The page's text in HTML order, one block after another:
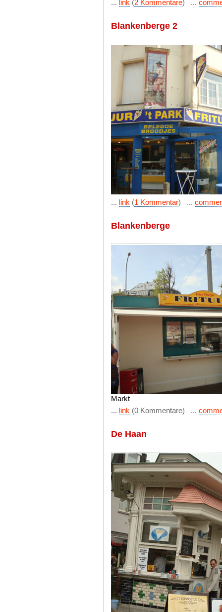
... link (2 Kommentare) ...
Blankenberge 2
... link (1 Kommentar) ...
Blankenberge
Markt
... link (0 Kommentare) ...
De Haan